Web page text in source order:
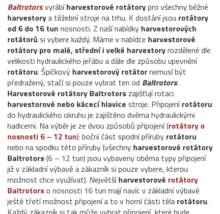
Baltrotorsvyrábíharvestorové rotátorypro všechny běžné
harvestorya těžební stroje na trhu. K dostání jsou rotátory
od 6 do 16 tun nosnosti. Z naší nabídky harvestorových
rotátorů si vybere každý. Máme v nabídce harvestorové
rotátory pro malé, střední i velké harvestoryrozdělené dle
velikosti hydraulického jeřábu a dále dle způsobu upevnění
rotátoru. Špičkový harvestorový rotátornemusí být
předražený, stačí si pouze vybrat ten od Baltrotors.
Harvestorové rotátory Baltrotors zajišťují rotaci
harvestorové nebo kácecí hlavice stroje. Připojenírotátoru
do hydraulického okruhu je zajištěno dvěma hydraulickými
hadicemi. Na výběr je ze dvou způsobů připojení (rotátory o
nosnosti 6 – 12 tun): boční část spodní příruby rotátoru
nebo na spodku této příruby (všechny harvestorové rotátory
Baltrotors(6 – 12 tun) jsou vybaveny oběma typy připojení
již v základní výbavě a zákazník si pouze vybere, kterou
možnost chce využívat). Největšíharvestorové rotátory
Baltrotorso nosnosti 16 tun mají navíc v základní výbavě
ještě třetí možnost připojení a to v horní části těla rotátoru.